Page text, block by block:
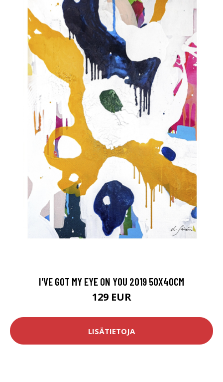
I'VE GOT MY EYE ON YOU 2019 50X40CM
129 EUR
LISÄTIETOJA